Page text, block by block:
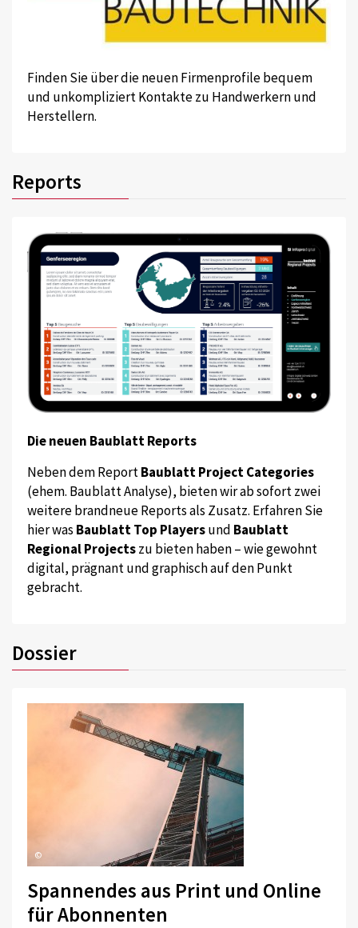
Finden Sie über die neuen Firmenprofile bequem
und unkompliziert Kontakte zu Handwerkern und
Herstellern.
Reports
Die neuen Baublatt Reports
Neben dem ReportBaublatt Project Categories
(ehem. Baublatt Analyse), bieten wir ab sofort zwei
weitere brandneue Reports als Zusatz. Erfahren Sie
hier was Baublatt Top Playersund Baublatt
Regional Projectszu bieten haben – wie gewohnt
digital, prägnant und graphisch auf den Punkt
gebracht.
Dossier
©
Spannendes aus Print und Online
für Abonnenten